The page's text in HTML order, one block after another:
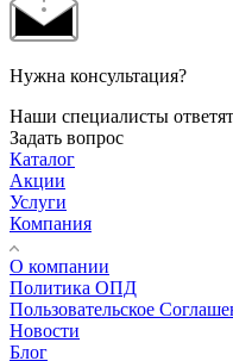
Нужна консультация?
Наши специалисты
Задать вопрос
Каталог
Акции
Услуги
Компания
О компании
Политика ОПД
Пользовательское
Новости
Блог